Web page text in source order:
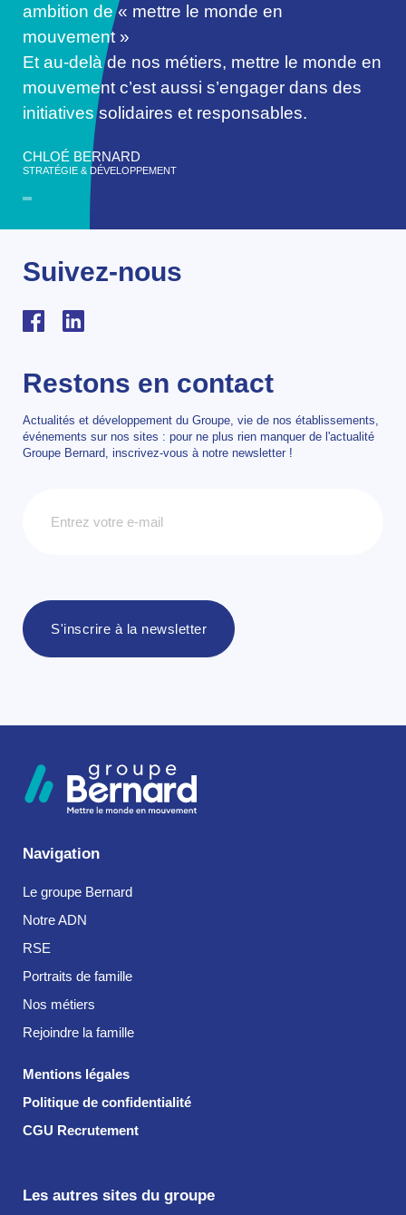
ambition de « mettre le monde en
mouvement »
Et au-delà de nos métiers, mettre le monde en
mouvement c’est aussi s’engager dans des
initiatives solidaires et responsables.
CHLOÉ BERNARD
STRATÉGIE & DÉVELOPPEMENT
Suivez-nous
Restons en contact
Actualités et développement du Groupe, vie de nos établissements,
événements sur nos sites : pour ne plus rien manquer de l'actualité
Groupe Bernard, inscrivez-vous à notre newsletter !
S'inscrire à la newsletter
Navigation
Le groupe Bernard
Notre ADN
RSE
Portraits de famille
Nos métiers
Rejoindre la famille
Mentions légales
Politique de confidentialité
CGU Recrutement
Les autres sites du groupe